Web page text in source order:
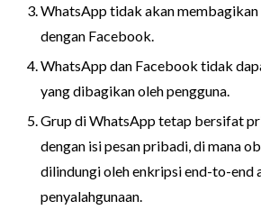
WhatsApp tidak akan
dengan Facebook.
WhatsApp dan Facebook tidak
yang dibagikan oleh pengguna.
Grup di WhatsApp tetap bersifat
dengan isi pesan pribadi, di mana
dilindungi oleh enkripsi end-to-end
penyalahgunaan.